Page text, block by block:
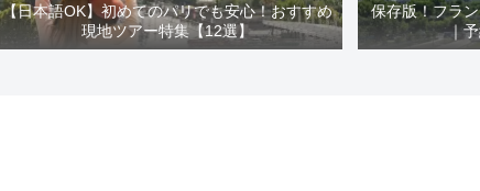
【日本語OK】初めてのパリでも安心！おすすめ
現地ツアー特集【12選】
保存版！フラ
｜